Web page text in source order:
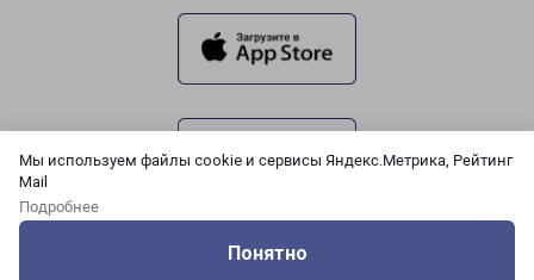
Мы используем файлы cookie и сервисы Яндекс.Метрика, Рейтинг
Mail
Подробнее
Понятно